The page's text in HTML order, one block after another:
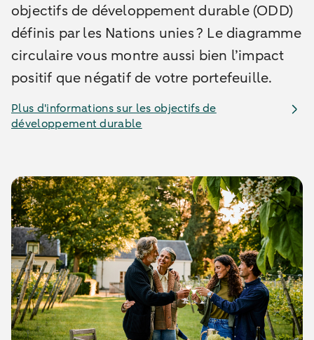
objectifs de développement durable (ODD)
définis par les Nations unies ? Le diagramme
circulaire vous montre aussi bien l’impact
positif que négatif de votre portefeuille.
Plus d'informations sur les objectifs de
développement durable